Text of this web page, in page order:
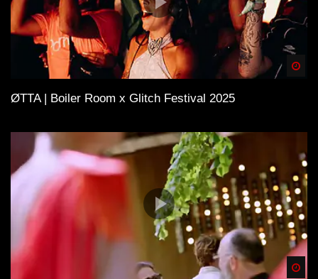
ØTTA | Boiler Room x Glitch Festival 2025